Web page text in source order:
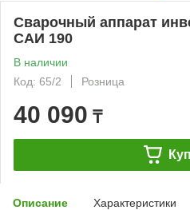
Сварочный аппарат
САИ 190
В наличии
Код: 65/2
Розница
40 090 ₸
Описание Характеристики